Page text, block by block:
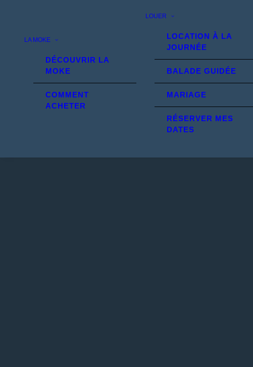
LA MOKE
DÉCOUVRIR LA
MOKE
COMMENT
ACHETER
LOUER
LOCATION À LA
JOURNÉE
BALADE GUIDÉE
MARIAGE
RÉSERVER MES
DATES